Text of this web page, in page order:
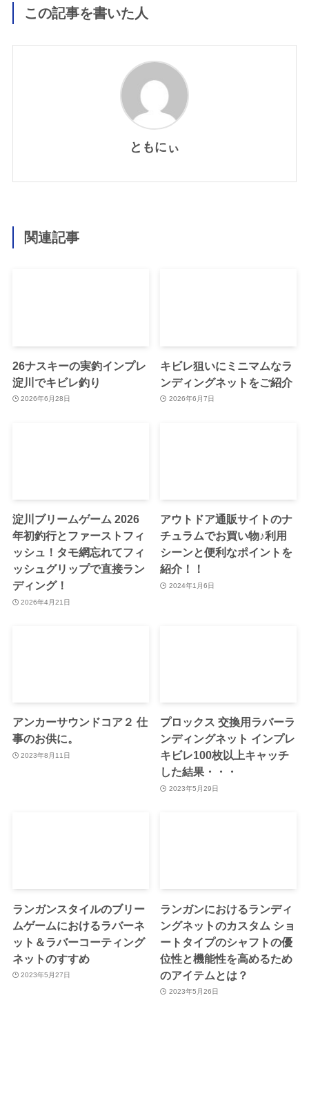
この記事を書いた人
ともにぃ
関連記事
26ナスキーの実釣インプレ
淀川でキビレ釣り
2026年6月28日
キビレ狙いにミニマムなラ
ンディングネットをご紹介
2026年6月7日
淀川ブリームゲーム 2026
年初釣行とファーストフィ
ッシュ！タモ網忘れてフィ
ッシュグリップで直接ラン
ディング！
2026年4月21日
アウトドア通販サイトのナ
チュラムでお買い物♪利用
シーンと便利なポイントを
紹介！！
2024年1月6日
アンカーサウンドコア２ 仕
事のお供に。
2023年8月11日
プロックス 交換用ラバーラ
ンディングネット インプレ
キビレ100枚以上キャッチ
した結果・・・
2023年5月29日
ランガンスタイルのブリー
ムゲームにおけるラバーネ
ット＆ラバーコーティング
ネットのすすめ
2023年5月27日
ランガンにおけるランディ
ングネットのカスタム ショ
ートタイプのシャフトの優
位性と機能性を高めるため
のアイテムとは？
2023年5月26日